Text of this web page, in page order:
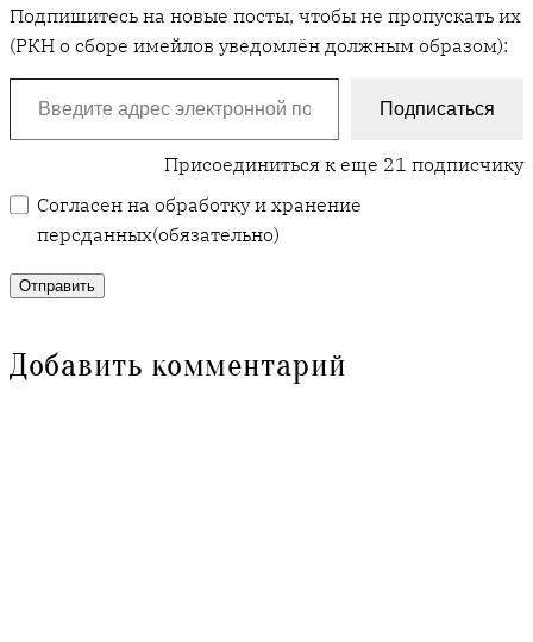
Подпишитесь на новые посты, чтобы не пропускать их
(РКН о сборе имейлов уведомлён должным образом):
Введите адрес электронной почты…
Подписаться
Присоединиться к еще 21 подписчику
Согласен на обработку и хранение
персданных(обязательно)
Отправить
Добавить комментарий